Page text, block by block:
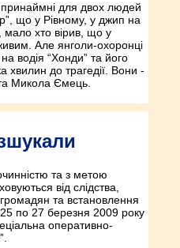
принаймні для двох людей
що у Рівному, у джип на
мало хто вірив, що у
Але янголи-охоронці
водія “Хонди” та його
хвилин до трагедії. Вони -
Микола Ємець.
та з метою
від слідства,
громадян та встановлення
25 по 27 березня 2009 року
оперативно-